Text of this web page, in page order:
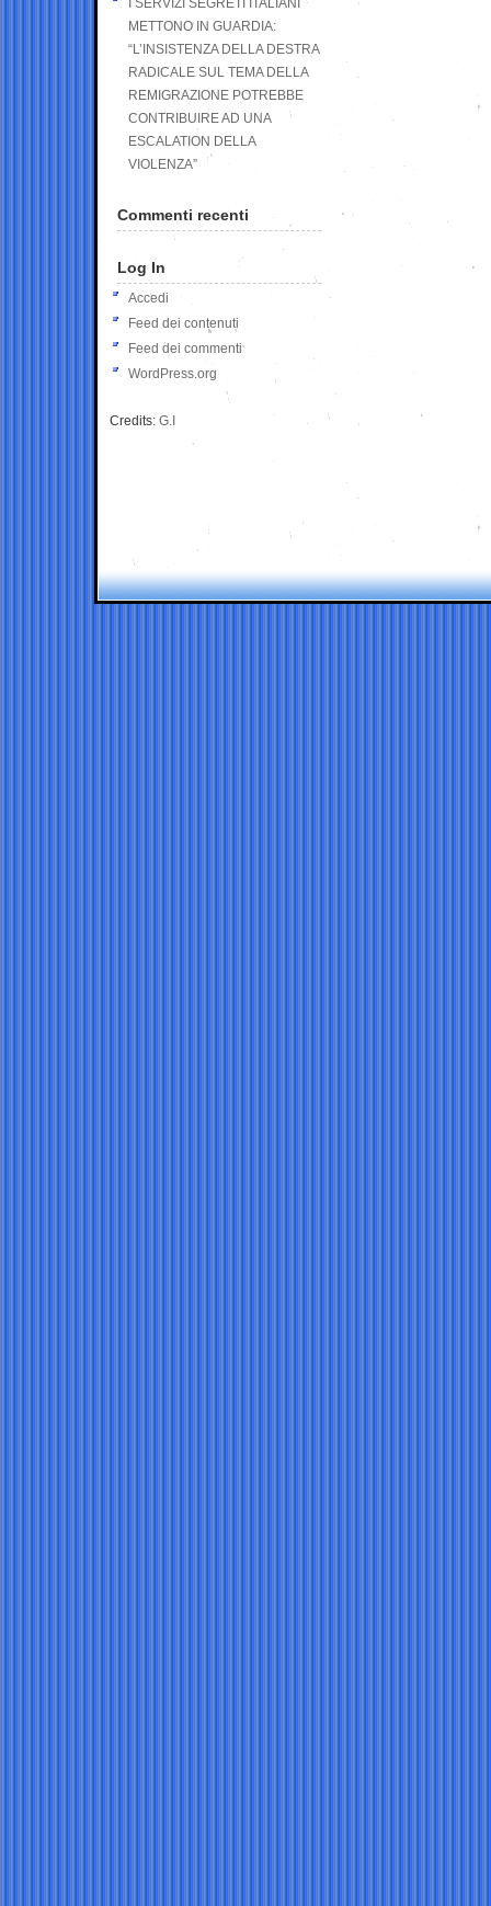
I SERVIZI SEGRETI ITALIANI
METTONO IN GUARDIA:
“L’INSISTENZA DELLA DESTRA
RADICALE SUL TEMA DELLA
REMIGRAZIONE POTREBBE
CONTRIBUIRE AD UNA
ESCALATION DELLA
VIOLENZA”
Commenti recenti
Log In
Accedi
Feed dei contenuti
Feed dei commenti
WordPress.org
Credits: G.I